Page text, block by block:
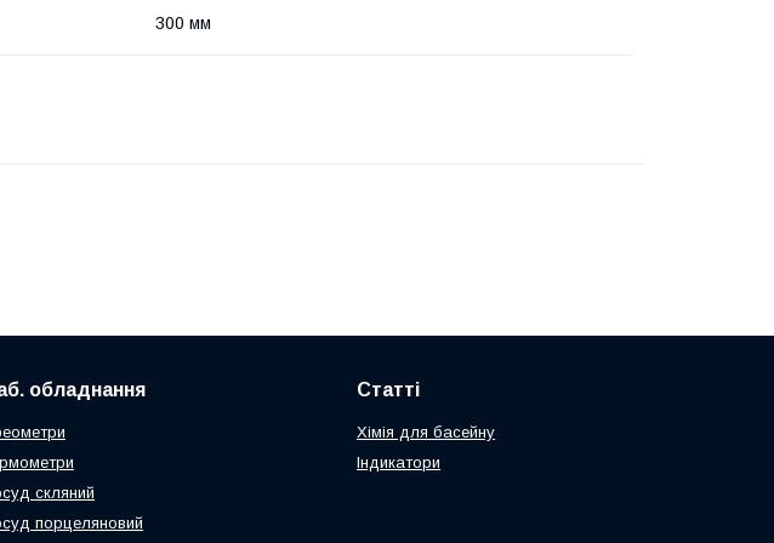
300 мм
обладнання
скляний
порцеляновий
Статті
Хімія для басейну
Індикатори